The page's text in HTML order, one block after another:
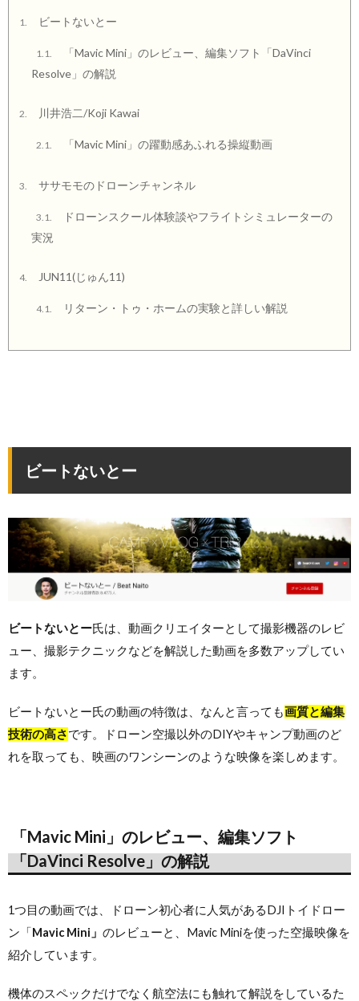
1. ビートないとー
1.1.
「Mavic Mini」のレビュー、編集ソフト「DaVinci
Resolve」の解説
2. 川井浩二/Koji Kawai
2.1. 「Mavic Mini」の躍動感あふれる操縦動画
3. ササモモのドローンチャンネル
3.1.
ドローンスクール体験談やフライトシミュレーターの
実況
4. JUN11(じゅん11)
4.1. リターン・トゥ・ホームの実験と詳しい解説
ビートないとー
ビートないとー氏は、動画クリエイターとして撮影機器のレビ
ュー、撮影テクニックなどを解説した動画を多数アップしてい
ます。
ビートないとー氏の動画の特徴は、なんと言っても画質と編集
技術の高さです。ドローン空撮以外のDIYやキャンプ動画のど
れを取っても、映画のワンシーンのような映像を楽しめます。
「Mavic Mini」のレビュー、編集ソフト
「DaVinci Resolve」の解説
1つ目の動画では、ドローン初心者に人気があるDJIトイドロー
ン「Mavic Mini」 のレビューと、Mavic Miniを使った空撮映像を
紹介しています。
機体のスペックだけでなく航空法にも触れて解説をしているた